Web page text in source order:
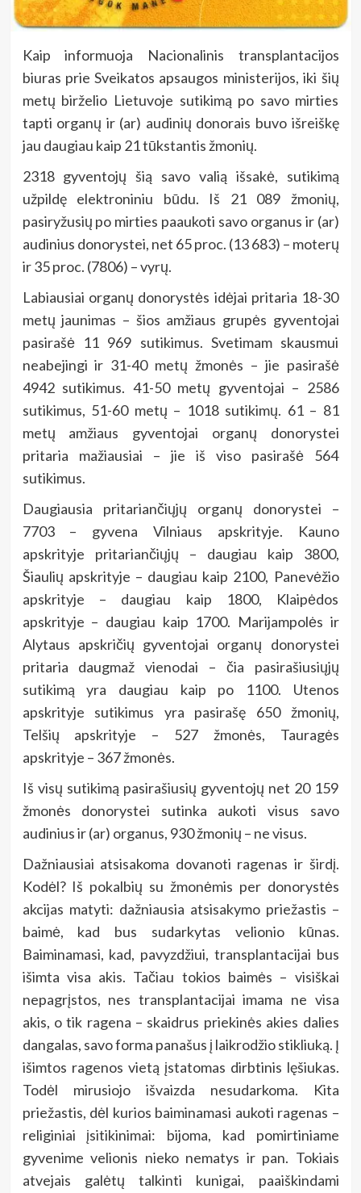
Kaip informuoja Nacionalinis transplantacijos
biuras prie Sveikatos apsaugos ministerijos, iki šių
metų birželio Lietuvoje sutikimą po savo mirties
tapti organų ir (ar) audinių donorais buvo išreiškę
jau daugiau kaip 21 tūkstantis žmonių.
2318 gyventojų šią savo valią išsakė, sutikimą
užpildę elektroniniu būdu. Iš 21 089 žmonių,
pasiryžusių po mirties paaukoti savo organus ir (ar)
audinius donorystei, net 65 proc. (13 683) – moterų
ir 35 proc. (7806) – vyrų.
Labiausiai organų donorystės idėjai pritaria 18-30
metų jaunimas – šios amžiaus grupės gyventojai
pasirašė 11 969 sutikimus. Svetimam skausmui
neabejingi ir 31-40 metų žmonės – jie pasirašė
4942 sutikimus. 41-50 metų gyventojai – 2586
sutikimus, 51-60 metų – 1018 sutikimų. 61 – 81
metų amžiaus gyventojai organų donorystei
pritaria mažiausiai – jie iš viso pasirašė 564
sutikimus.
Daugiausia pritariančiųjų organų donorystei –
7703 – gyvena Vilniaus apskrityje. Kauno
apskrityje pritariančiųjų – daugiau kaip 3800,
Šiaulių apskrityje – daugiau kaip 2100, Panevėžio
apskrityje – daugiau kaip 1800, Klaipėdos
apskrityje – daugiau kaip 1700. Marijampolės ir
Alytaus apskričių gyventojai organų donorystei
pritaria daugmaž vienodai – čia pasirašiusiųjų
sutikimą yra daugiau kaip po 1100. Utenos
apskrityje sutikimus yra pasirašę 650 žmonių,
Telšių apskrityje – 527 žmonės, Tauragės
apskrityje – 367 žmonės.
Iš visų sutikimą pasirašiusių gyventojų net 20 159
žmonės donorystei sutinka aukoti visus savo
audinius ir (ar) organus, 930 žmonių – ne visus.
Dažniausiai atsisakoma dovanoti ragenas ir širdį.
Kodėl? Iš pokalbių su žmonėmis per donorystės
akcijas matyti: dažniausia atsisakymo priežastis –
baimė, kad bus sudarkytas velionio kūnas.
Baiminamasi, kad, pavyzdžiui, transplantacijai bus
išimta visa akis. Tačiau tokios baimės – visiškai
nepagrįstos, nes transplantacijai imama ne visa
akis, o tik ragena – skaidrus priekinės akies dalies
dangalas, savo forma panašus į laikrodžio stikliuką. Į
išimtos ragenos vietą įstatomas dirbtinis lęšiukas.
Todėl mirusiojo išvaizda nesudarkoma. Kita
priežastis, dėl kurios baiminamasi aukoti ragenas –
religiniai įsitikinimai: bijoma, kad pomirtiniame
gyvenime velionis nieko nematys ir pan. Tokiais
atvejais galėtų talkinti kunigai, paaiškindami